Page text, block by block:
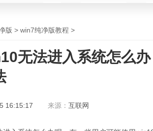
版 > win7纯净版教程 >
无法进入系统怎么
16:15:17 来源： 互联网